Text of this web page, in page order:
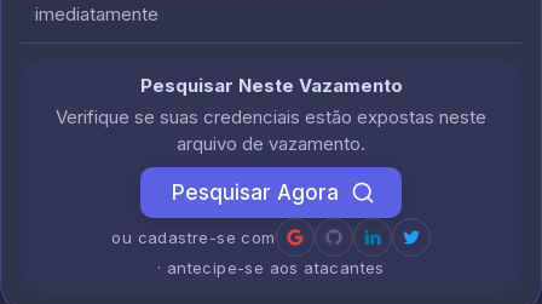
imediatamente
Pesquisar Neste Vazamento
Verifique se suas credenciais estão expostas neste
arquivo de vazamento.
Pesquisar Agora
ou cadastre-se com
· antecipe-se aos atacantes